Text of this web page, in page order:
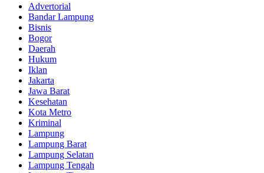
Advertorial
Bandar Lampung
Bisnis
Bogor
Daerah
Hukum
Iklan
Jakarta
Jawa Barat
Kesehatan
Kota Metro
Kriminal
Lampung
Lampung Barat
Lampung Selatan
Lampung Tengah